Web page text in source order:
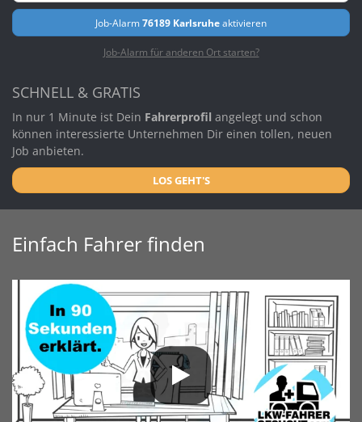
Job-Alarm76189 Karlsruheaktivieren
Job-Alarm für anderen Ort starten?
SCHNELL & GRATIS
In nur 1 Minute ist Dein Fahrerprofil angelegt und schon
können interessierte Unternehmen Dir einen tollen, neuen
Job anbieten.
LOS GEHT'S
Einfach Fahrer finden